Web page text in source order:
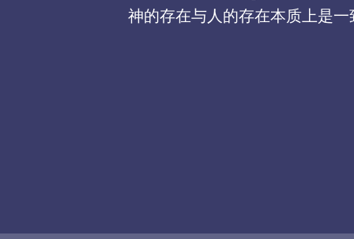
神的存在与人的存在本质上是一